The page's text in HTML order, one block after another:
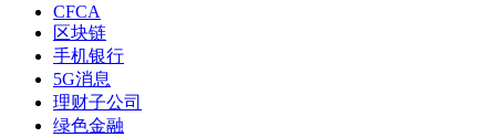
CFCA
区块链
手机银行
5G消息
理财子公司
绿色金融